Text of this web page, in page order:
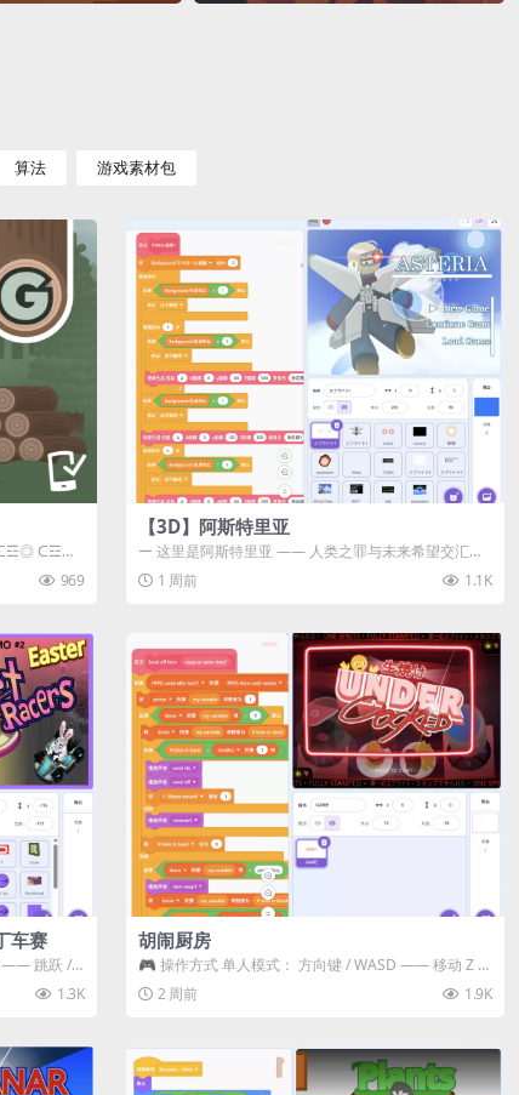
算法 游戏素材包
ᑕ☲◎ ᑕ☲◎
969
【3D】阿斯特里亚
ー 这里是阿斯特里亚 —— 人类之罪与未来希望交汇之
地 📖 游戏简介 《阿斯特里...
1 周前 1.1K
车赛
—— 跳跃 /
1.3K
胡闹厨房
🎮 操作方式 单人模式： 方向键 / WASD —— 移动 Z /
K —— 抓...
2 周前 1.9K